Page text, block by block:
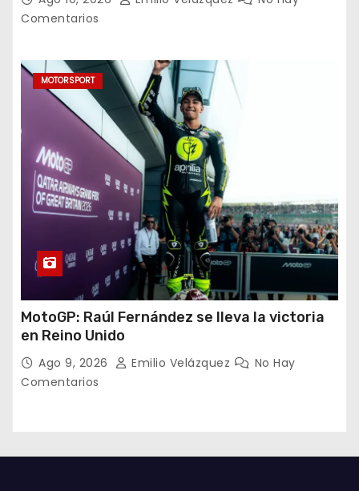
Comentarios
MOTORSPORT
MotoGP: Raúl Fernández se lleva la victoria
en Reino Unido
Ago 9, 2026 Emilio Velázquez
No Hay
Comentarios